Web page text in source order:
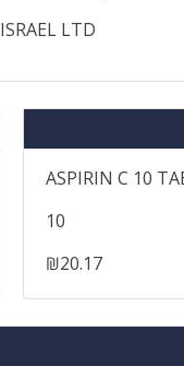
LTD
‎ASPIRIN‎ ‎C‎ ‎10‎
10
₪20.17